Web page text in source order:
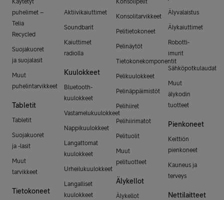
puhelimet –
Telia
Recycled
Suojakuoret
ja suojalasit
Muut
puhelintarvikkeet
Tabletit
Tabletit
Suojakuoret
ja -lasit
Muut
tarvikkeet
Tietokoneet
Aktiivikaiuttimet
Soundbarit
Kaiuttimet
radiolla
Kuulokkeet
Bluetooth-
kuulokkeet
Vastamelukuulokkeet
Nappikuulokkeet
Langattomat
kuulokkeet
Urheilukuulokkeet
Langalliset
kuulokkeet
Konsolitarvikkeet
Pelitietokoneet
Pelinäytöt
Tietokonekomponentit
Pelikuulokkeet
Pelinäppäimistöt
Pelihiiret
Pelihiirimatot
Pelituolit
Muut
pelituotteet
Älykellot
Älykellot
Älyvalaistus
Älykaiuttimet
Robotti-
imurit
Sähköpotkulaudat
Muut
älykodin
tuotteet
Pienkoneet
Keittiön
pienkoneet
Kauneus ja
terveys
Nettilaitteet